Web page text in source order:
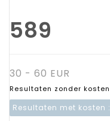
589
30 - 60 EUR
Resultaten zonder kosten
Resultaten met kosten :